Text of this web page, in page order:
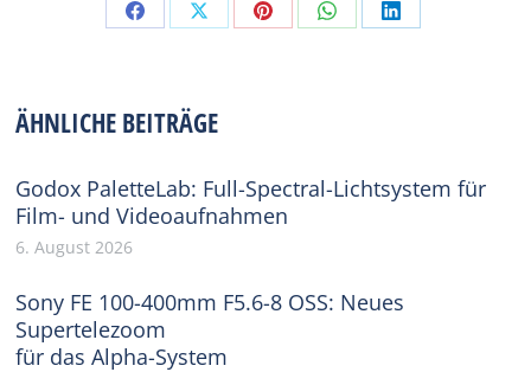
Share Share Share Share Share
ÄHNLICHE BEITRÄGE
Godox PaletteLab: Full-Spectral-Lichtsystem für
Film- und Videoaufnahmen
6. August 2026
Sony FE 100-400mm F5.6-8 OSS: Neues
Supertelezoom
für das Alpha-System